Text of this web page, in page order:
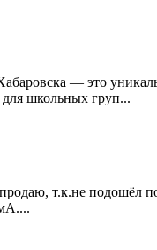
— это
школьных груп...
т.к.не подошёл